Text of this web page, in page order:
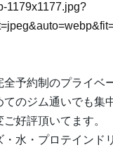
1179x1177.jpg?
予約制のプライベ
のジム通いでも集
好評頂いてます。
水・プロテインド